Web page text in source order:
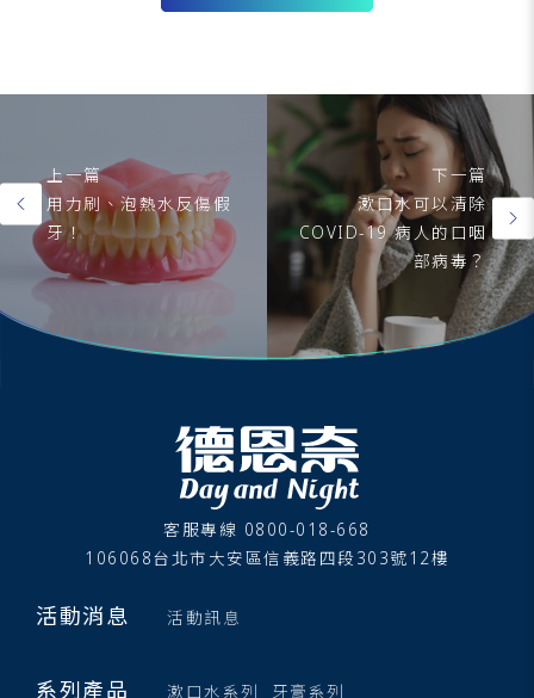
上一篇
用力刷、泡熱水反傷假
牙！
下一篇
漱口水可以清除
COVID-19 病人的口咽
部病毒？
客服專線 0800-018-668
106068台北市大安區信義路四段303號12樓
活動消息 活動訊息
系列產品 漱口水系列
牙膏系列